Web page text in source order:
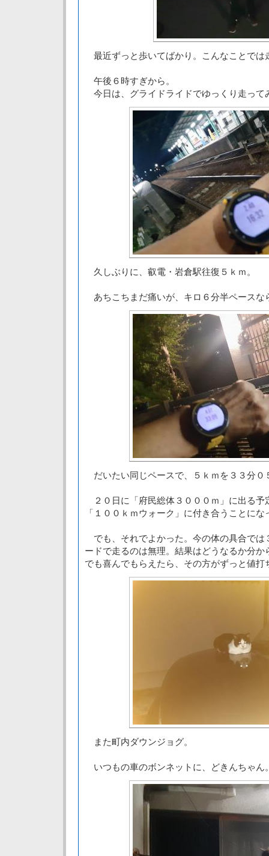
最近ずっと歩いてばかり。こんなことでは
午後６時すぎから。
今日は、グライドライドでゆっくり走って
久しぶりに、叡電・岩倉駅往復５ｋｍ。
あちこちまだ痛いが、キロ６分半ペースな
だいたい同じペースで、５ｋｍを３３分０
２０日に「府民総体３０００ｍ」に出る予
「１００ｋｍウォーク」に付き合うことにな
でも、それでよかった。今の体の具合では
ードで走るのは無理。結果はどうなるか分
でも喜んでもらえたら、その方がずっと値打
また町内ダウンジョグ。
いつもの車のボンネットに、どきんちゃん